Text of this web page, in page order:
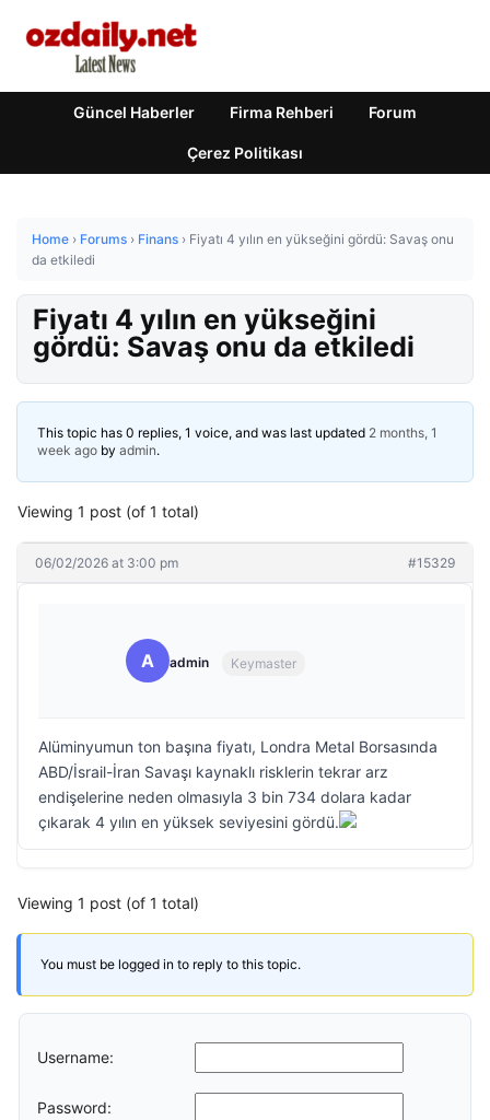
Güncel Haberler Firma Rehberi Forum
Çerez Politikası
Home › Forums › Finans › Fiyatı 4 yılın en yükseğini gördü: Savaş onu
da etkiledi
Fiyatı 4 yılın en yükseğini
gördü: Savaş onu da etkiledi
This topic has 0 replies, 1 voice, and was last updated 2 months, 1
week ago by admin.
Viewing 1 post (of 1 total)
06/02/2026 at 3:00 pm #15329
A admin Keymaster
Alüminyumun ton başına fiyatı, Londra Metal Borsasında
ABD/İsrail-İran Savaşı kaynaklı risklerin tekrar arz
endişelerine neden olmasıyla 3 bin 734 dolara kadar
çıkarak 4 yılın en yüksek seviyesini gördü.
Viewing 1 post (of 1 total)
You must be logged in to reply to this topic.
Username:
Password: